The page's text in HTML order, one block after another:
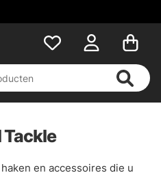
Tackle
en accessoires die u